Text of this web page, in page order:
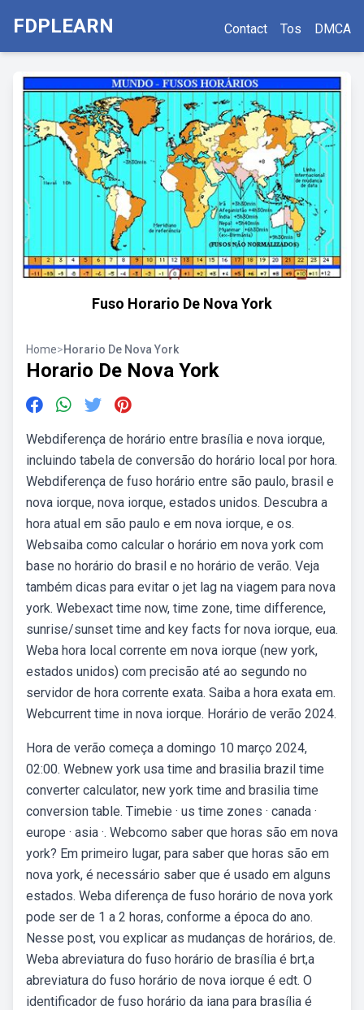
FDPLEARN Contact Tos DMCA
Fuso Horario De Nova York
Home>Horario De Nova York
Horario De Nova York
Webdiferença de horário entre brasília e nova iorque,
incluindo tabela de conversão do horário local por hora.
Webdiferença de fuso horário entre são paulo, brasil e
nova iorque, nova iorque, estados unidos. Descubra a
hora atual em são paulo e em nova iorque, e os.
Websaiba como calcular o horário em nova york com
base no horário do brasil e no horário de verão. Veja
também dicas para evitar o jet lag na viagem para nova
york. Webexact time now, time zone, time difference,
sunrise/sunset time and key facts for nova iorque, eua.
Weba hora local corrente em nova iorque (new york,
estados unidos) com precisão até ao segundo no
servidor de hora corrente exata. Saiba a hora exata em.
Webcurrent time in nova iorque. Horário de verão 2024.
Hora de verão começa a domingo 10 março 2024,
02:00. Webnew york usa time and brasilia brazil time
converter calculator, new york time and brasilia time
conversion table. Timebie · us time zones · canada ·
europe · asia ·. Webcomo saber que horas são em nova
york? Em primeiro lugar, para saber que horas são em
nova york, é necessário saber que é usado em alguns
estados. Weba diferença de fuso horário de nova york
pode ser de 1 a 2 horas, conforme a época do ano.
Nesse post, vou explicar as mudanças de horários, de.
Weba abreviatura do fuso horário de brasília é brt,a
abreviatura do fuso horário de nova iorque é edt. O
identificador de fuso horário da iana para brasília é